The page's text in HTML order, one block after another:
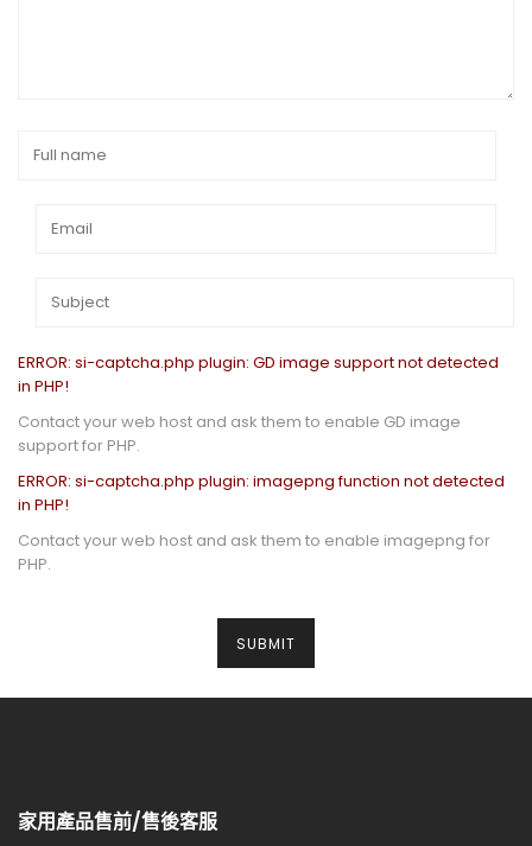
ERROR: si-captcha.php plugin: GD image support not detected
in PHP!
Contact your web host and ask them to enable GD image
support for PHP.
ERROR: si-captcha.php plugin: imagepng function not detected
in PHP!
Contact your web host and ask them to enable imagepng for
PHP.
家用產品售前/售後客服